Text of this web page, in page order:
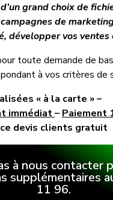
grand choix de
de
développer vos ventes
toute demande de
à vos critères de
« à la carte » –
immédiat– Paiement
devis clients gratuit
à nous contacter
supplémentaires
11 96.